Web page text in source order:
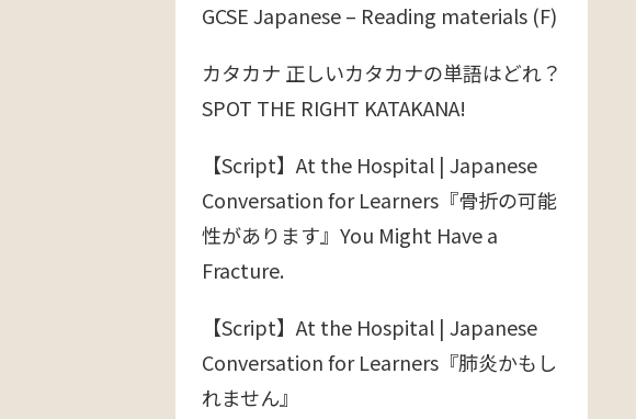
GCSE Japanese – Reading materials (F)
カタカナ 正しいカタカナの単語はどれ？
SPOT THE RIGHT KATAKANA!
【Script】At the Hospital | Japanese
Conversation for Learners『骨折の可能
性があります』You Might Have a
Fracture.
【Script】At the Hospital | Japanese
Conversation for Learners『肺炎かもし
れません』